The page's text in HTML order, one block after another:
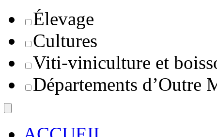
Élevage
Cultures
Viti-viniculture et
Départements d’Outre